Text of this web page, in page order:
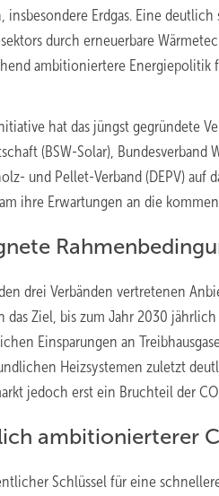
insbesondere Erdgas. Eine
durch erneuerbare
ambitioniertere Energiepolitik
hat das jüngst gegründete
(BSW-Solar), Bundesverband
und Pellet-Verband (DEPV) auf
ihre Erwartungen an die
drei Verbänden vertretenen
das Ziel, bis zum Jahr 2030
Einsparungen an
Heizsystemen zuletzt
jedoch erst ein Bruchteil der CO
ambitionierterer
Schlüssel für eine